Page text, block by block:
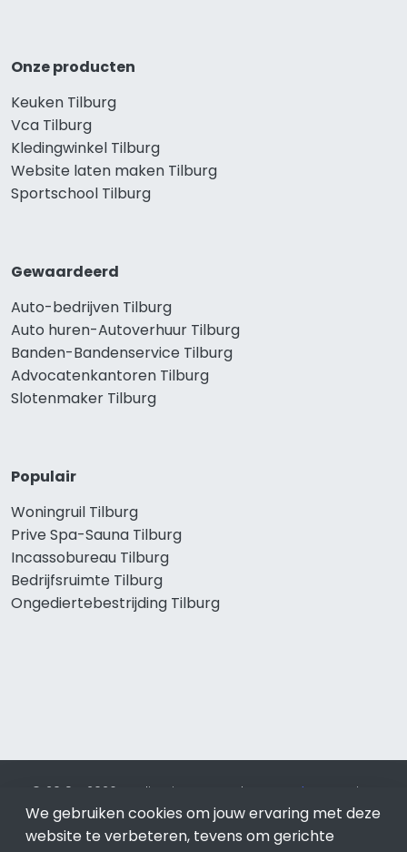
Onze producten
Keuken Tilburg
Vca Tilburg
Kledingwinkel Tilburg
Website laten maken Tilburg
Sportschool Tilburg
Gewaardeerd
Auto-bedrijven Tilburg
Auto huren-Autoverhuur Tilburg
Banden-Bandenservice Tilburg
Advocatenkantoren Tilburg
Slotenmaker Tilburg
Populair
Woningruil Tilburg
Prive Spa-Sauna Tilburg
Incassobureau Tilburg
Bedrijfsruimte Tilburg
Ongediertebestrijding Tilburg
© 2019 - 2026 Realisatie en SEO door SEO-bureau
Lion
Internet. Betaal alleen voor bewezen resultaten?SEO
optimalisatie No Cure No Pay.Tilburgis onderdeel van Lion
We gebruiken cookies om jouw ervaring met deze
website te verbeteren, tevens om gerichte